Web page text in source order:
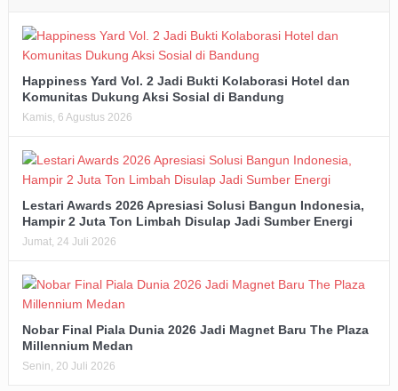
Happiness Yard Vol. 2 Jadi Bukti Kolaborasi Hotel dan
Komunitas Dukung Aksi Sosial di Bandung
Kamis, 6 Agustus 2026
Lestari Awards 2026 Apresiasi Solusi Bangun Indonesia,
Hampir 2 Juta Ton Limbah Disulap Jadi Sumber Energi
Jumat, 24 Juli 2026
Nobar Final Piala Dunia 2026 Jadi Magnet Baru The Plaza
Millennium Medan
Senin, 20 Juli 2026